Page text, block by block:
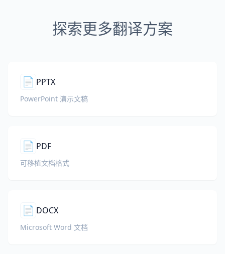
探索更多翻译方案
📄 PPTX
PowerPoint 演示文稿
📄 PDF
可移植文档格式
📄 DOCX
Microsoft Word 文档